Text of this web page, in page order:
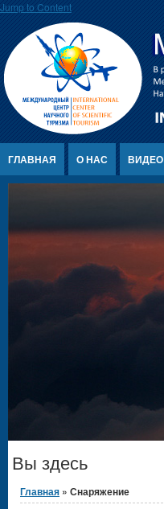
Jump to Content
ГЛАВНАЯ О НАС ВИДЕО
Вы здесь
Главная » Снаряжение